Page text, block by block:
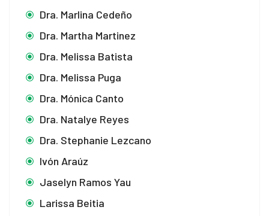
panel
panel
panel
panel
panel
Dra. Marlina Cedeño
Dra. Martha Martinez
Dra. Melissa Batista
Dra. Melissa Puga
Dra. Mónica Canto
Dra. Natalye Reyes
Dra. Stephanie Lezcano
Ivón Araúz
Jaselyn Ramos Yau
Larissa Beitia